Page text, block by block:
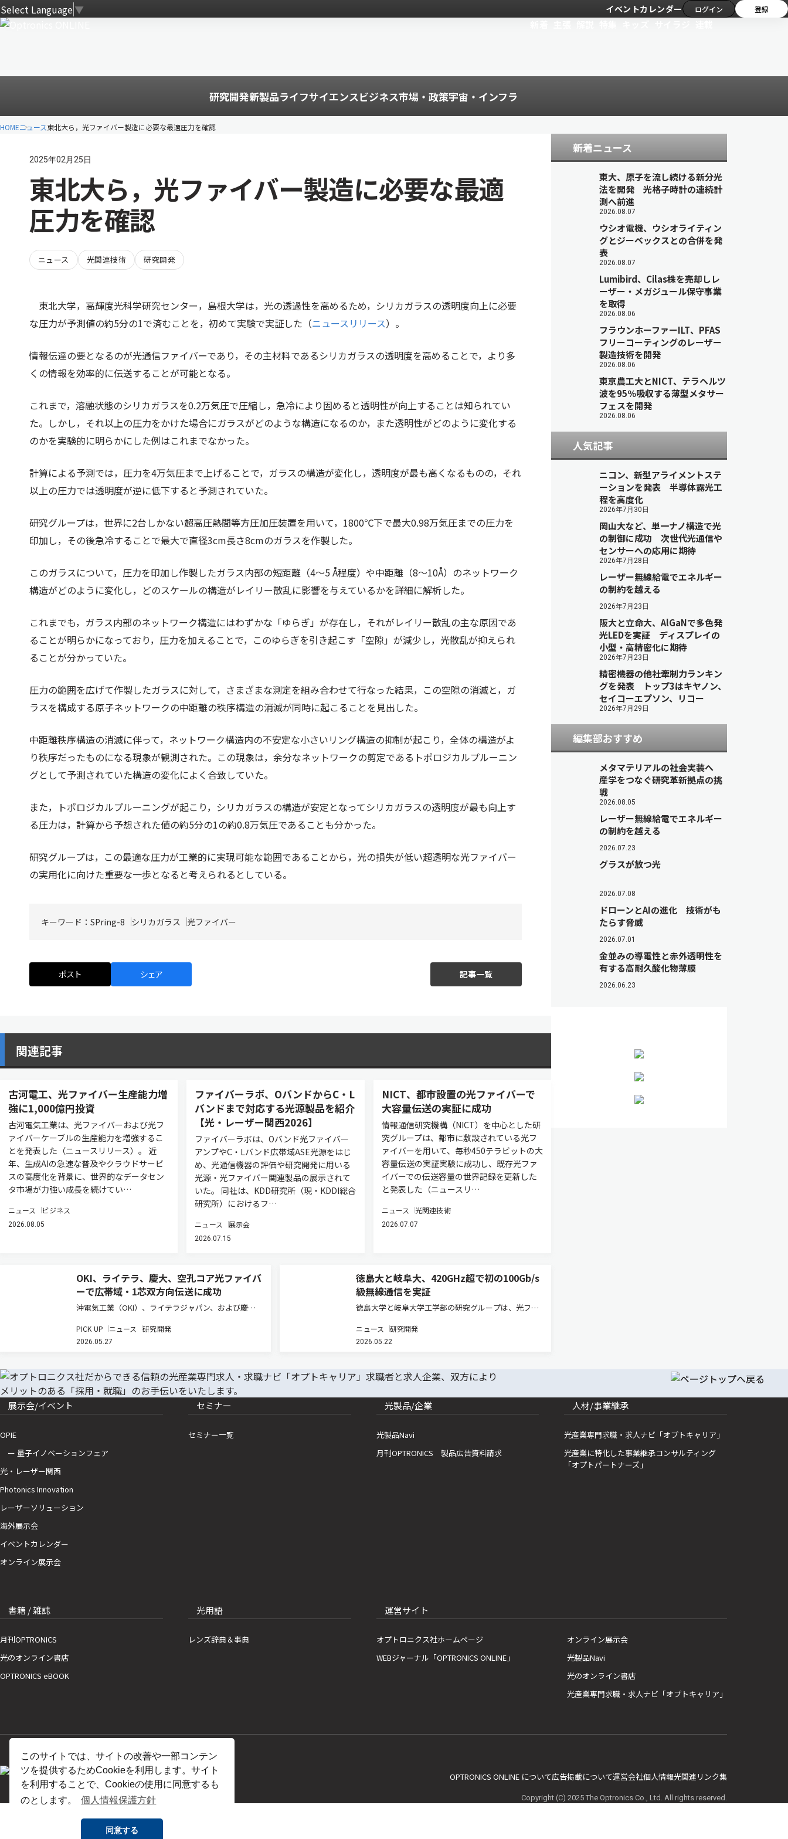
このサイトでは、サイトの改善や一部コンテン
ツを提供するためCookieを利用します。サイト
を利用することで、Cookieの使用に同意するも
のとします。
個人情報保護方針
同意する
Select Language▼ イベントカレンダー ログイン 登録
研究開発新製品ライフサイエンスビジネス市場・政策宇宙・インフラ
HOMEニュース東北大ら，光ファイバー製造に必要な最適圧力を確認
2025年02月25日
東北大ら，光ファイバー製造に必要な最適
圧力を確認
ニュース 光関連技術 研究開発
東北大学，高輝度光科学研究センター，島根大学は，光の透過性を高めるため，シリカガラスの透明度向上に必要
な圧力が予測値の約5分の1で済むことを，初めて実験で実証した（ニュースリリース）。
情報伝達の要となるのが光通信ファイバーであり，その主材料であるシリカガラスの透明度を高めることで，より多
くの情報を効率的に伝送することが可能となる。
これまで，溶融状態のシリカガラスを0.2万気圧で圧縮し，急冷により固めると透明性が向上することは知られてい
た。しかし，それ以上の圧力をかけた場合にガラスがどのような構造になるのか，また透明性がどのように変化する
のかを実験的に明らかにした例はこれまでなかった。
計算による予測では，圧力を4万気圧まで上げることで，ガラスの構造が変化し，透明度が最も高くなるものの，それ
以上の圧力では透明度が逆に低下すると予測されていた。
研究グループは，世界に2台しかない超高圧熱間等方圧加圧装置を用いて，1800℃下で最大0.98万気圧までの圧力を
印加し，その後急冷することで最大で直径3cm長さ8cmのガラスを作製した。
このガラスについて，圧力を印加し作製したガラス内部の短距離（4～5 Å程度）や中距離（8～10Å）のネットワーク
構造がどのように変化し，どのスケールの構造がレイリー散乱に影響を与えているかを詳細に解析した。
これまでも，ガラス内部のネットワーク構造にはわずかな「ゆらぎ」が存在し，それがレイリー散乱の主な原因であ
ることが明らかになっており，圧力を加えることで，このゆらぎを引き起こす「空隙」が減少し，光散乱が抑えられ
ることが分かっていた。
圧力の範囲を広げて作製したガラスに対して，さまざまな測定を組み合わせて行なった結果，この空隙の消滅と，ガ
ラスを構成する原子ネットワークの中距離の秩序構造の消滅が同時に起こることを見出した。
中距離秩序構造の消滅に伴って，ネットワーク構造内の不安定な小さいリング構造の抑制が起こり，全体の構造がよ
り秩序だったものになる現象が観測された。この現象は，余分なネットワークの剪定であるトポロジカルプルーニン
グとして予測されていた構造の変化によく合致していた。
また，トポロジカルプルーニングが起こり，シリカガラスの構造が安定となってシリカガラスの透明度が最も向上す
る圧力は，計算から予想された値の約5分の1の約0.8万気圧であることも分かった。
研究グループは，この最適な圧力が工業的に実現可能な範囲であることから，光の損失が低い超透明な光ファイバー
の実用化に向けた重要な一歩となると考えられるとしている。
キーワード： SPring-8 シリカガラス 光ファイバー
ポスト シェア 記事一覧
関連記事
古河電工、光ファイバー生産能力増
強に1,000億円投資
古河電気工業は、光ファイバーおよび光フ
ァイバーケーブルの生産能力を増強するこ
とを発表した（ニュースリリース）。 近
年、生成AIの急速な普及やクラウドサービ
スの高度化を背景に、世界的なデータセン
タ市場が力強い成長を続けてい…
ニュース ビジネス
2026.08.05
ファイバーラボ、OバンドからC・L
バンドまで対応する光源製品を紹介
【光・レーザー関西2026】
ファイバーラボは、Oバンド光ファイバー
アンプやC・Lバンド広帯域ASE光源をはじ
め、光通信機器の評価や研究開発に用いる
光源・光ファイバー関連製品の展示されて
いた。 同社は、KDD研究所（現・KDDI総合
研究所）におけるフ…
ニュース 展示会
2026.07.15
NICT、都市設置の光ファイバーで
大容量伝送の実証に成功
情報通信研究機構（NICT）を中心とした研
究グループは、都市に敷設されている光フ
ァイバーを用いて、毎秒450テラビットの大
容量伝送の実証実験に成功し、既存光ファ
イバーでの伝送容量の世界記録を更新した
と発表した（ニュースリ…
ニュース 光関連技術
2026.07.07
OKI、ライテラ、慶大、空孔コア光ファイバ
ーで広帯域・1芯双方向伝送に成功
沖電気工業（OKI）、ライテラジャパン、および慶應
代光回線の実証において、1.26μmから1.58μmの広帯域
波長多重信号による1芯双方向伝送に世界で初めて成
PICK UP ニュース 研究開発
2026.05.27
徳島大と岐阜大、420GHz超で初の100Gb/s
級無線通信を実証
徳島大学と岐阜大学工学部の研究グループは、光ファ
と多値変調技術を組み合わせたマイクロ光コム駆動型
テラヘルツ通信システムを開発した（ニュースリリー
ニュース 研究開発
2026.05.22
新着ニュース
東大、原子を流し続ける新分光
法を開発 光格子時計の連続計
測へ前進
2026.08.07
ウシオ電機、ウシオライティン
グとジーベックスとの合併を発
表
2026.08.07
Lumibird、Cilas株を売却しレ
ーザー・メガジュール保守事業
を取得
2026.08.06
フラウンホーファーILT、PFAS
フリーコーティングのレーザー
製造技術を開発
2026.08.06
東京農工大とNICT、テラヘルツ
波を95％吸収する薄型メタサー
フェスを開発
2026.08.06
人気記事
ニコン、新型アライメントステ
ーションを発表 半導体露光工
程を高度化
2026年7月30日
岡山大など、単一ナノ構造で光
の制御に成功 次世代光通信や
センサーへの応用に期待
2026年7月28日
レーザー無線給電でエネルギー
の制約を越える
2026年7月23日
阪大と立命大、AlGaNで多色発
光LEDを実証 ディスプレイの
小型・高精密化に期待
2026年7月23日
精密機器の他社牽制力ランキン
グを発表 トップ3はキヤノン、
セイコーエプソン、リコー
2026年7月29日
編集部おすすめ
メタマテリアルの社会実装へ
産学をつなぐ研究革新拠点の挑
戦
2026.08.05
レーザー無線給電でエネルギー
の制約を越える
2026.07.23
グラスが放つ光
2026.07.08
ドローンとAIの進化 技術がも
たらす脅威
2026.07.01
金並みの導電性と赤外透明性を
有する高耐久酸化物薄膜
2026.06.23
展示会/イベント
OPIE
ー 量子イノベーションフェア
光・レーザー関西
Photonics Innovation
レーザーソリューション
海外展示会
イベントカレンダー
オンライン展示会
セミナー
セミナー一覧
光製品/企業
光製品Navi
月刊OPTRONICS 製品広告資料請求
人材/事業継承
光産業専門求職・求人ナビ「オプトキャリア」
光産業に特化した事業継承コンサルティング
「オプトパートナーズ」
書籍 / 雑誌
月刊OPTRONICS
光のオンライン書店
OPTRONICS eBOOK
光用語
レンズ辞典＆事典
運営サイト
オプトロニクス社ホームページ
WEBジャーナル「OPTRONICS ONLINE」
オンライン展示会
光製品Navi
光のオンライン書店
光産業専門求職・求人ナビ「オプトキャリア」
OPTRONICS ONLINE について広告掲載について運営会社個人情報光関連リンク集
Copyright (C) 2025 The Optronics Co., Ltd. All rights reserved.